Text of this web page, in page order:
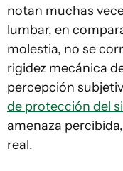
notan muchas
lumbar, en
molestia, no se
rigidez mecánica
percepción
de protección del
amenaza
real.